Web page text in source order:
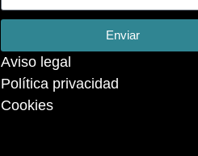
Enviar
Aviso legal
Política privacidad
Cookies